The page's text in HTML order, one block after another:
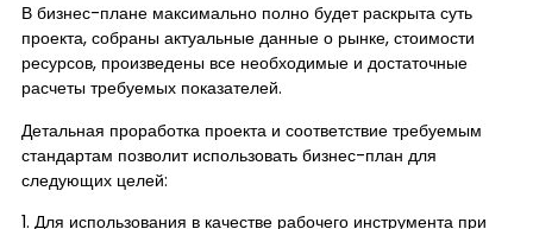
В бизнес-плане максимально полно будет раскрыта суть
проекта, собраны актуальные данные о рынке, стоимости
ресурсов, произведены все необходимые и достаточные
расчеты требуемых показателей.
Детальная проработка проекта и соответствие требуемым
стандартам позволит использовать бизнес-план для
следующих целей:
1. Для использования в качестве рабочего инструмента при